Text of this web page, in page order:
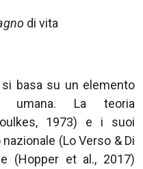
di vita
basa su un elemento
umana. La teoria
1973) e i suoi
(Lo Verso & Di
(Hopper et al., 2017)